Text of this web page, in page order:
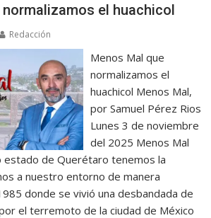
el huachicol
Redacción
Menos Mal que
normalizamos el
huachicol Menos Mal,
por Samuel Pérez Rios
Lunes 3 de noviembre
del 2025 Menos Mal
estado de Querétaro tenemos la
a nuestro entorno de manera
donde se vivió una desbandada de
el terremoto de la ciudad de México